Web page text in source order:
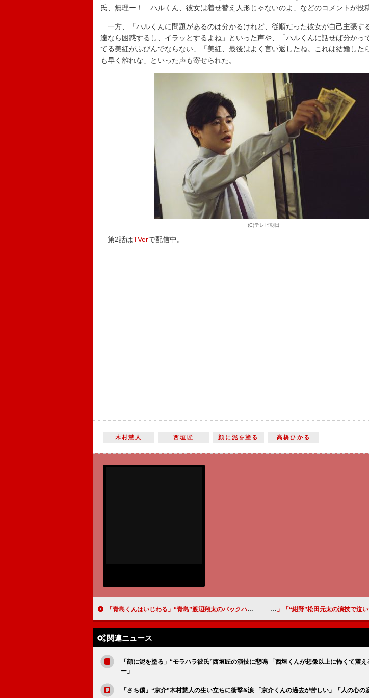
氏、無理ー！ ハルくん、彼女は着せ替え人形じゃないのよ」などのコメントが投
一方、「ハルくんに問題があるのは分かるけれど、従順だった彼女が自己主張す
達なら困惑するし、イラッとするよね」といった声や、「ハルくんに話せば分かっ
てる美紅がふびんでならない」「美紅、最後はよく言い返したね。これは結婚した
も早く離れな」といった声も寄せられた。
(C)テレビ朝日
第2話はTVerで配信中。
木村慧人 西垣匠 顔に泥を塗る 高橋ひかる
「青島くんはいじわる」“青島”渡辺翔太のバックハグに反響 「年下感が出てる」「優しい青島くんがたまらない」
関連ニュース
「顔に泥を塗る」“モラハラ彼氏”西垣匠の演技に悲鳴 「西垣くんが想像以上に怖くて震
ー」
「さち僕」“京介”木村慧人の生い立ちに衝撃&涙 「京介くんの過去が苦しい」「人の心の